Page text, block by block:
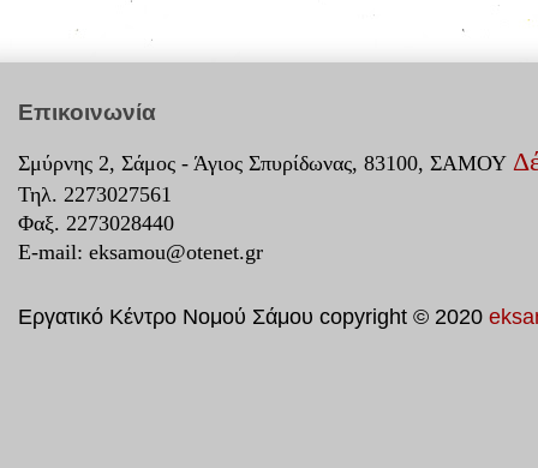
Επικοινωνία
Σμύρνης 2, Σάμος - Άγιος Σπυρίδωνας, 83100, ΣΑΜΟΥ
Τηλ. 2273027561
Φαξ. 2273028440
E-mail: eksamou@otenet.gr
Εργατικό Κέντρο Νομού Σάμου copyright © 2020